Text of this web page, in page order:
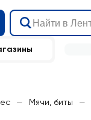
— Мячи, биты —